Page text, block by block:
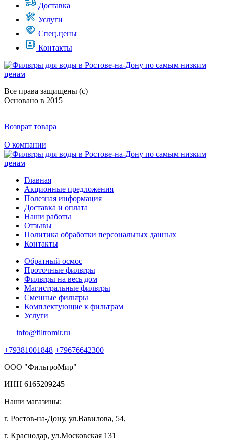
Доставка
Услуги
Спец.цены
Контакты
Все права защищены (с)
Основано в 2015
Возврат товара
О компании
Главная
Акционные предложения
Полезная информация
Доставка и оплата
Наши работы
Отзывы
Политика обработки персональных данных
Контакты
Обратный осмос
Проточные фильтры
Фильтры на весь дом
Магистральные фильтры
Сменные фильтры
Комплектующие к фильтрам
Услуги
info@filtromir.ru
+79381001848 +79676642300
ООО "ФильтроМир"
ИНН 6165209245
Наши магазины:
г. Ростов-на-Дону, ул.Вавилова, 54,
г. Краснодар, ул.Московская 131